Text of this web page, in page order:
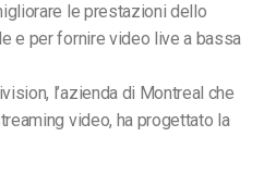
le prestazioni dello
e per fornire video live a bassa
l’azienda di Montreal che
video, ha progettato la